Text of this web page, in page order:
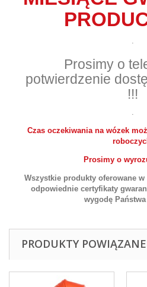
.
Prosimy o
potwierdzenie
!!!
.
Czas oczekiwania na wózek
Prosimy o
Wszystkie produkty oferowane
odpowiednie certyfikaty
wygodę
PRODUKTY POWIĄZANE